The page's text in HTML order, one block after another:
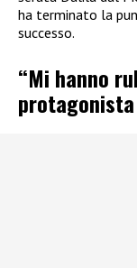
ha terminato la
successo.
“Mi hanno